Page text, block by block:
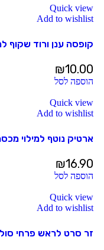
Quick view
Add to wishlist
קופסה ענן ורוד שקוף למילוי
₪10.00
הוספה לסל
Quick view
Add to wishlist
ארטיק נוטף למילוי מכסה
₪16.90
הוספה לסל
Quick view
Add to wishlist
זר סרט לראש פרחי סול